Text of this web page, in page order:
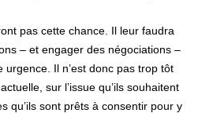
pas cette chance. Il leur faudra
– et engager des négociations –
Il n’est donc pas trop tôt
sur l’issue qu’ils souhaitent
qu’ils sont prêts à consentir pour y